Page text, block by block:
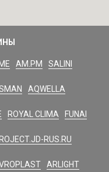
AM.PM SALINI
AQWELLA
ROYAL CLIMA FUNAI
RUS.RU
ARLIGHT